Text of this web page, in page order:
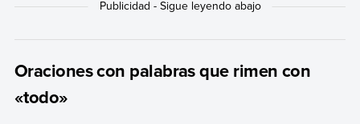
Oraciones con palabras que rimen con
«todo»